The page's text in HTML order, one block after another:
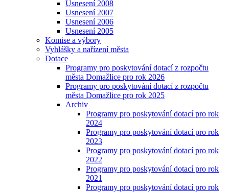
Usnesení 2008
Usnesení 2007
Usnesení 2006
Usnesení 2005
Komise a výbory
Vyhlášky a nařízení města
Dotace
Programy pro poskytování dotací z rozpočtu
města Domažlice pro rok 2026
Programy pro poskytování dotací z rozpočtu
města Domažlice pro rok 2025
Archiv
Programy pro poskytování dotací pro rok
2024
Programy pro poskytování dotací pro rok
2023
Programy pro poskytování dotací pro rok
2022
Programy pro poskytování dotací pro rok
2021
Programy pro poskytování dotací pro rok